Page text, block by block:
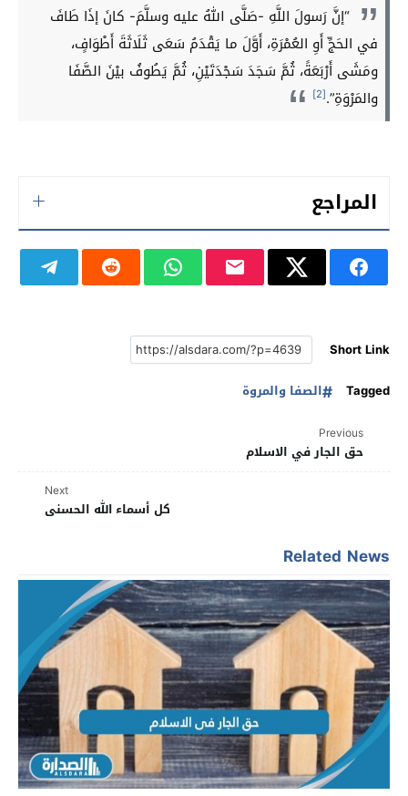
“إنَّ رَسولَ اللَّهِ -صَلَّى اللهُ عليه وسلَّمَ- كانَ إذَا طَافَ
في الحَجِّ أَوِ العُمْرَةِ، أَوَّلَ ما يَقْدَمُ سَعَى ثَلَاثَةَ أَطْوَافٍ،
ومَشَى أَرْبَعَةً، ثُمَّ سَجَدَ سَجْدَتَيْنِ، ثُمَّ يَطُوفُ بيْنَ الصَّفَا
والمَرْوَةِ”.[2]
المراجع
Short Link
Tagged
الصفا والمروة
Previous
حق الجار في الاسلام
Next
كل أسماء الله الحسنى
Related News